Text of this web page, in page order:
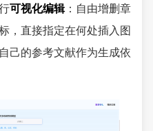
可视化编辑：自由增删章
，直接指定在何处插入图
己的参考文献作为生成依